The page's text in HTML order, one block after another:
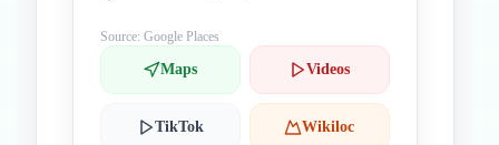
Source: Google Places
Maps Videos
TikTok Wikiloc